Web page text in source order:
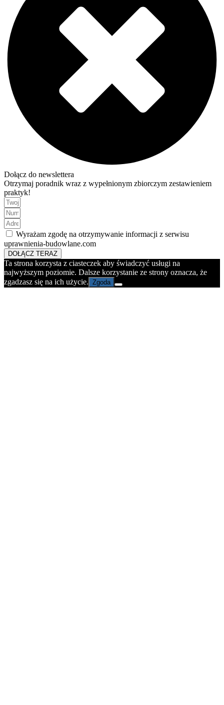
Dołącz do newslettera
Otrzymaj poradnik wraz z wypełnionym zbiorczym zestawieniem
praktyk!
Wyrażam zgodę na otrzymywanie informacji z serwisu
uprawnienia-budowlane.com
DOŁĄCZ TERAZ
Ta strona korzysta z ciasteczek aby świadczyć usługi na
najwyższym poziomie. Dalsze korzystanie ze strony oznacza, że
zgadzasz się na ich użycie. Zgoda